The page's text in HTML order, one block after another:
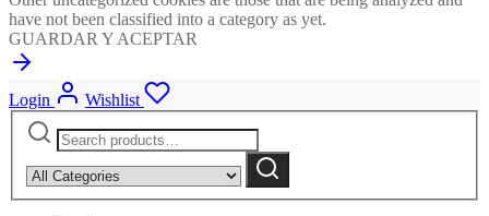
have not been classified into a category as yet.
GUARDAR Y ACEPTAR
Login
Wishlist
Search
for:
category:
Search